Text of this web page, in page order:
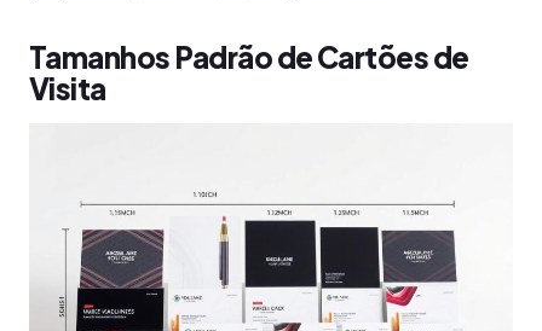
Tamanhos Padrão de Cartões de
Visita